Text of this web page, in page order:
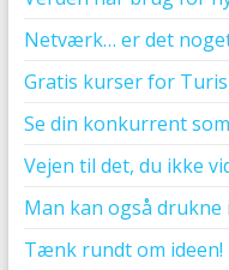
Netværk… er det
Gratis kurser for
Se din konkurrent
Vejen til det, du ikke
Man kan også drukne
Tænk rundt om ideen!